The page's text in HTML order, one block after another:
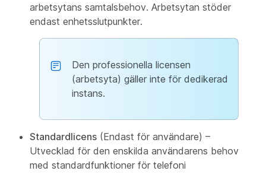
arbetsytans samtalsbehov. Arbetsytan stöder
endast enhetsslutpunkter.
Den professionella licensen
(arbetsyta) gäller inte för dedikerad
instans.
Standardlicens (Endast för användare) –
Utvecklad för den enskilda användarens behov
med standardfunktioner för telefoni